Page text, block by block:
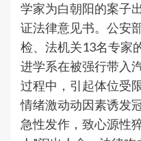
学家为白朝阳的案子
证法律意见书。公安
检、法机关13名专家
进学系在被强行带入
过程中，引起体位受
情绪激动动因素诱发
急性发作，致心源性